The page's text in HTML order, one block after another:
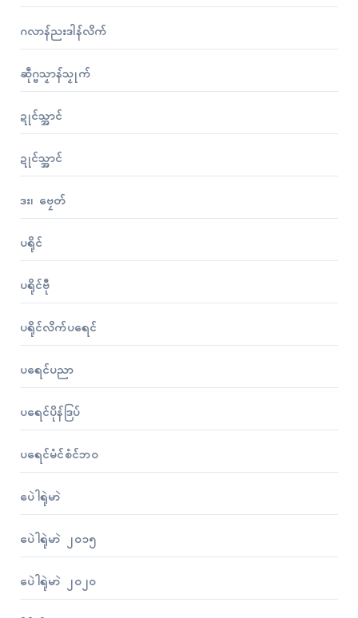
ဂလာန်ညးဒါန်လိက်
ဆဵုဂ္ဗသၟာန်သၟုက်
ဍုၚ်သ္အာၚ်
ဍုၚ်သ္အာၚ်
ဒး၊ ဗၠေတ်
ပရိုၚ်
ပရိုၚ်ဗီု
ပရိုၚ်လိက်ပရေၚ်
ပရေၚ်ပညာ
ပရေၚ်ပိုန်ဒြပ်
ပရေၚ်မံၚ်စံၚ်ဘဝ
ပေဲါရုဲမာဲ
ပေဲါရုဲမာဲ ၂၀၁၅
ပေဲါရုဲမာဲ ၂၀၂၀